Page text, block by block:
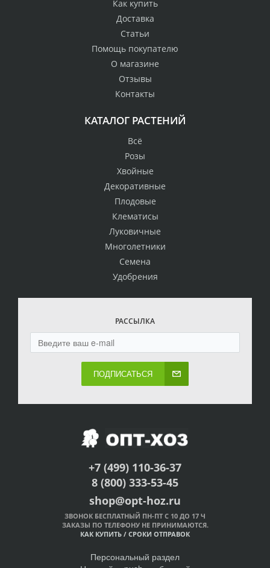
Как купить
Доставка
Статьи
Помощь покупателю
О магазине
Отзывы
Контакты
КАТАЛОГ РАСТЕНИЙ
Всё
Розы
Хвойные
Декоративные
Плодовые
Клематисы
Луковичные
Многолетники
Семена
Удобрения
РАССЫЛКА
ПОДПИСАТЬСЯ
+7 (499) 110-36-37
8 (800) 333-53-45
shop@opt-hoz.ru
ЗВОНОК БЕСПЛАТНЫЙ ПН-ПТ С 10 ДО 17 Ч
ЗАКАЗЫ ПО ТЕЛЕФОНУ НЕ ПРИНИМАЮТСЯ.
КАК КУПИТЬ / СРОКИ ОТПРАВОК
Персональный раздел